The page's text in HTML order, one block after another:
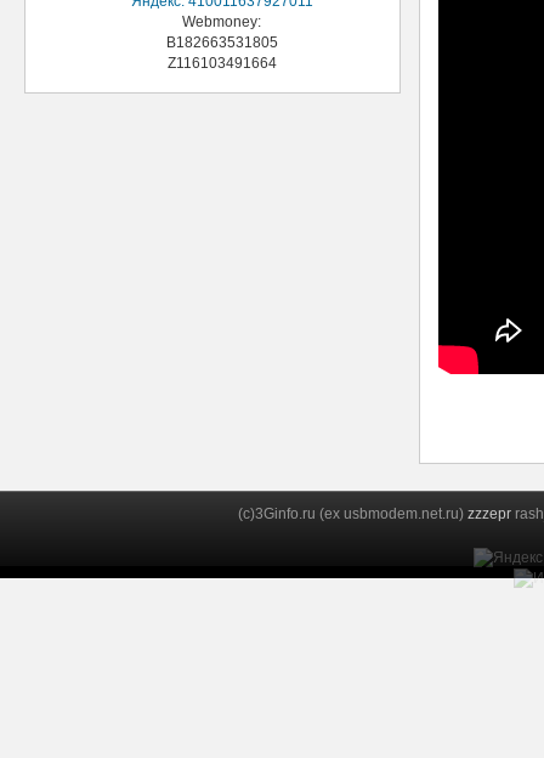
Webmoney:
B182663531805
Z116103491664
(c)3Ginfo.ru (ex usbmodem.net.ru) zzzepr